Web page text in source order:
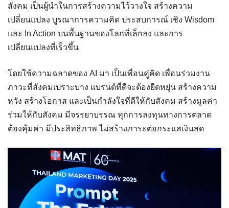
สังคม เป็นผู้นำในการสร้างความไว้วางใจ สร้างความ
เปลี่ยนแปลง บูรณาการความคิด ประสบการณ์ เชิง Wisdom
และ In Action บนพื้นฐานของโลกที่เล็กลง และการ
เปลี่ยนแปลงที่เร็วขึ้น
โดยใช้ความฉลาดของ AI มา เป็นเพื่อนคู่คิด เพื่อนร่วมงาน
ภาวะที่สังคมเปราะบาง แบรนด์ที่ดีจะต้องยืดหยุ่น สร้างความ
หวัง สร้างโอกาส และเป็นกำลังใจที่ดีให้กับสังคม สร้างมูลค่า
ร่วมให้กับสังคม มีจรรยาบรรณ ทุกการลงทุนทางการตลาด
ต้องคุ้มค่า มีประสิทธิภาพ ไม่สร้างภาระต่อกระแสเงินสด